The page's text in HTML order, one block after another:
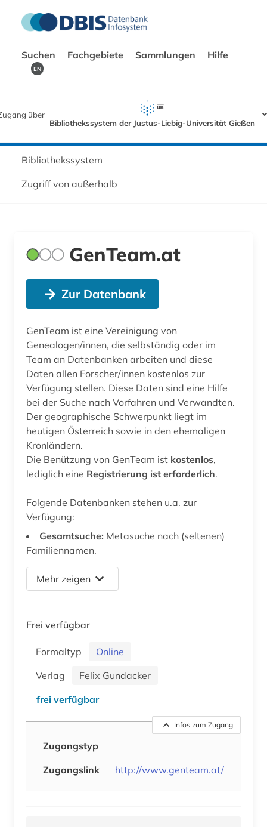
Suchen Fachgebiete Sammlungen Hilfe
EN
über
Bibliothekssystem der Justus-Liebig-Universität Gießen
Bibliothekssystem
Zugriff von außerhalb
GenTeam.at
Zur Datenbank
GenTeam ist eine Vereinigung von
Genealogen/innen, die selbständig oder im
Team an Datenbanken arbeiten und diese
Daten allen Forscher/innen kostenlos zur
Verfügung stellen. Diese Daten sind eine Hilfe
bei der Suche nach Vorfahren und Verwandten.
Der geographische Schwerpunkt liegt im
heutigen Österreich sowie in den ehemaligen
Kronländern.
Die Benützung von GenTeam ist kostenlos,
lediglich eine Registrierung ist erforderlich.
Folgende Datenbanken stehen u.a. zur
Verfügung:
Gesamtsuche: Metasuche nach (seltenen)
Familiennamen.
Mehr zeigen
Frei verfügbar
Formaltyp
Online
Verlag
Felix Gundacker
frei verfügbar
Infos zum Zugang
Zugangstyp
Zugangslink
http://www.genteam.at/